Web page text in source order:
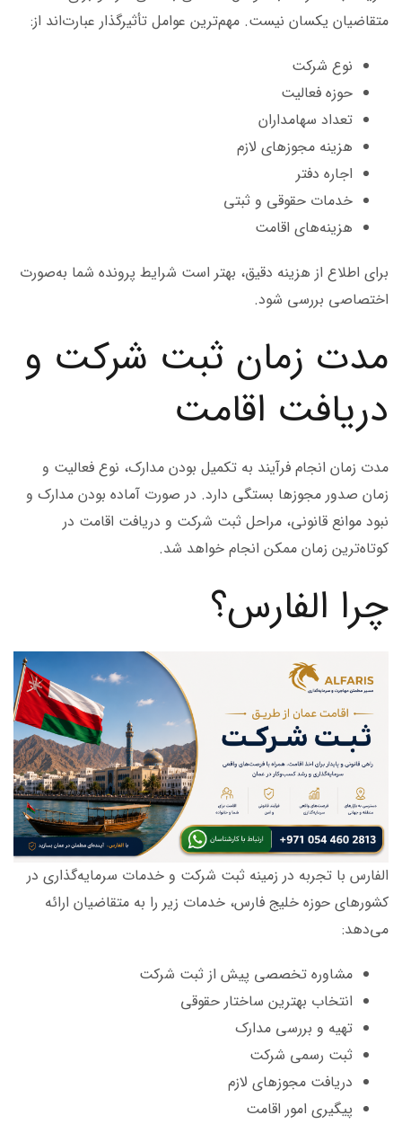
متقاضیان یکسان نیست. مهم‌ترین عوامل تأثیرگذار عبارت‌اند از:
نوع شرکت
حوزه فعالیت
تعداد سهامداران
هزینه مجوزهای لازم
اجاره دفتر
خدمات حقوقی و ثبتی
هزینه‌های اقامت
برای اطلاع از هزینه دقیق، بهتر است شرایط پرونده شما به‌صورت
اختصاصی بررسی شود.
مدت زمان ثبت شرکت و
دریافت اقامت
مدت زمان انجام فرآیند به تکمیل بودن مدارک، نوع فعالیت و
زمان صدور مجوزها بستگی دارد. در صورت آماده بودن مدارک و
نبود موانع قانونی، مراحل ثبت شرکت و دریافت اقامت در
کوتاه‌ترین زمان ممکن انجام خواهد شد.
چرا الفارس؟
الفارس با تجربه در زمینه ثبت شرکت و خدمات سرمایه‌گذاری در
کشورهای حوزه خلیج فارس، خدمات زیر را به متقاضیان ارائه
می‌دهد:
مشاوره تخصصی پیش از ثبت شرکت
انتخاب بهترین ساختار حقوقی
تهیه و بررسی مدارک
ثبت رسمی شرکت
دریافت مجوزهای لازم
پیگیری امور اقامت